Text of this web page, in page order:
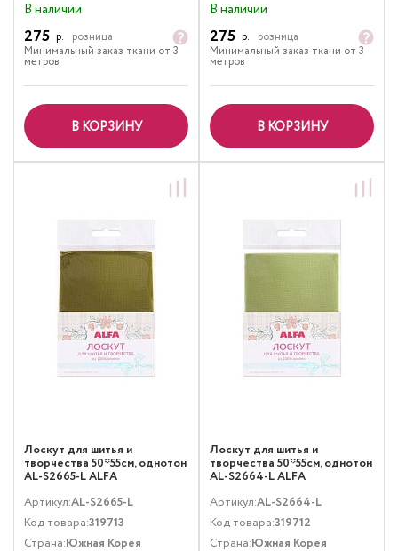
В наличии
275 р.
розница
Минимальный заказ ткани от 3
метров
В КОРЗИНУ
В наличии
275 р.
розница
Минимальный заказ ткани от 3
метров
В КОРЗИНУ
Лоскут для шитья и
творчества 50*55см, однотон
AL-S2665-L ALFA
Артикул:AL-S2665-L
Код товара:319713
Страна:Южная Корея
Лоскут для шитья и
творчества 50*55см, однотон
AL-S2664-L ALFA
Артикул:AL-S2664-L
Код товара:319712
Страна:Южная Корея